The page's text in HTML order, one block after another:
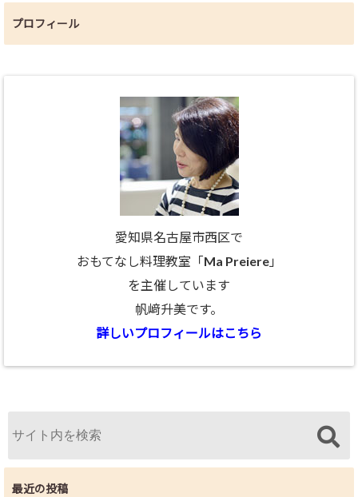
プロフィール
愛知県名古屋市西区で
おもてなし料理教室「Ma Preiere」
を主催しています
帆﨑升美です。
詳しいプロフィールはこちら
最近の投稿